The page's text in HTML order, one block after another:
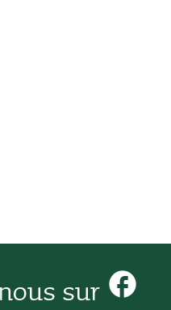
sur facebook